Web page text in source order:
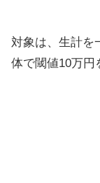
対象は、生計を
体で閾値10万円